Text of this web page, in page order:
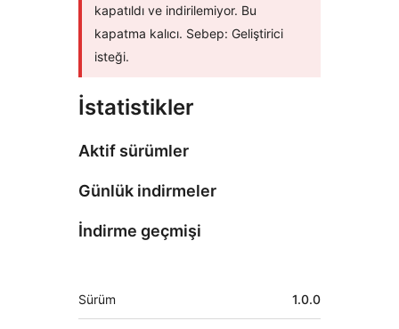
kapatıldı ve indirilemiyor. Bu
kapatma kalıcı. Sebep: Geliştirici
isteği.
İstatistikler
Aktif sürümler
Günlük indirmeler
İndirme geçmişi
Meta
Sürüm 1.0.0